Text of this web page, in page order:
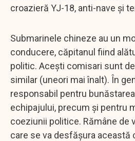
croazieră YJ-18, anti-nave și
Submarinele chineze au un
conducere, căpitanul fiind
politic. Acești comisari sunt
similar (uneori mai înalt). În
responsabil pentru
echipajului, precum și pentru
coeziunii politice. Rămâne de
care se va desfășura această